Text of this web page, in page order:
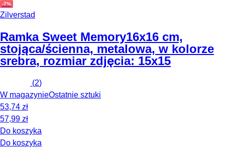
-7%
Zilverstad
Ramka Sweet Memory16x16 cm,
stojąca/ścienna, metalowa, w kolorze
srebra, rozmiar zdjęcia: 15x15
(2)
W magazynieOstatnie sztuki
53,74 zł
57,99 zł
Do koszyka
Do koszyka